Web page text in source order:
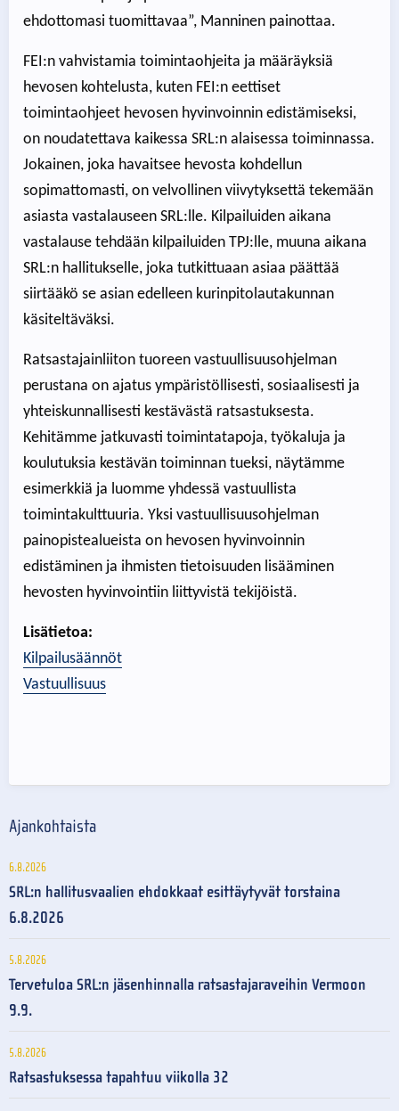
ehdottomasi tuomittavaa”, Manninen painottaa.
FEI:n vahvistamia toimintaohjeita ja määräyksiä
hevosen kohtelusta, kuten FEI:n eettiset
toimintaohjeet hevosen hyvinvoinnin edistämiseksi,
on noudatettava kaikessa SRL:n alaisessa toiminnassa.
Jokainen, joka havaitsee hevosta kohdellun
sopimattomasti, on velvollinen viivytyksettä tekemään
asiasta vastalauseen SRL:lle. Kilpailuiden aikana
vastalause tehdään kilpailuiden TPJ:lle, muuna aikana
SRL:n hallitukselle, joka tutkittuaan asiaa päättää
siirtääkö se asian edelleen kurinpitolautakunnan
käsiteltäväksi.
Ratsastajainliiton tuoreen vastuullisuusohjelman
perustana on ajatus ympäristöllisesti, sosiaalisesti ja
yhteiskunnallisesti kestävästä ratsastuksesta.
Kehitämme jatkuvasti toimintatapoja, työkaluja ja
koulutuksia kestävän toiminnan tueksi, näytämme
esimerkkiä ja luomme yhdessä vastuullista
toimintakulttuuria. Yksi vastuullisuusohjelman
painopistealueista on hevosen hyvinvoinnin
edistäminen ja ihmisten tietoisuuden lisääminen
hevosten hyvinvointiin liittyvistä tekijöistä.
Lisätietoa:
Kilpailusäännöt
Vastuullisuus
Ajankohtaista
6.8.2026
SRL:n hallitusvaalien ehdokkaat esittäytyvät torstaina
6.8.2026
5.8.2026
Tervetuloa SRL:n jäsenhinnalla ratsastajaraveihin Vermoon
9.9.
5.8.2026
Ratsastuksessa tapahtuu viikolla 32